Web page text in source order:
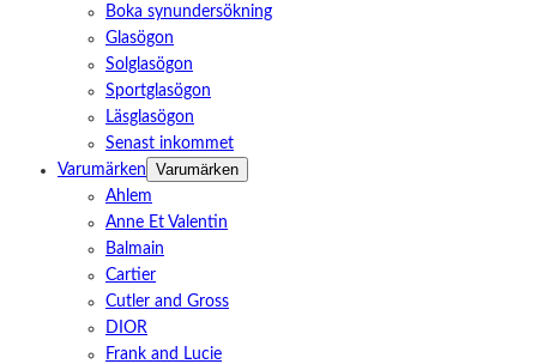
Boka synundersökning
Glasögon
Solglasögon
Sportglasögon
Läsglasögon
Senast inkommet
Varumärken
Varumärken
Ahlem
Anne Et Valentin
Balmain
Cartier
Cutler and Gross
DIOR
Frank and Lucie